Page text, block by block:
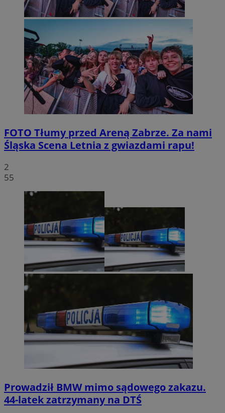
FOTO Tłumy przed Areną Zabrze. Za nami
Śląska Scena Letnia z gwiazdami rapu!
2
55
Prowadził BMW mimo sądowego zakazu.
44-latek zatrzymany na DTŚ